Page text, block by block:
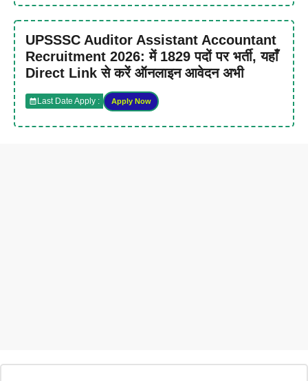
UPSSSC Auditor Assistant Accountant
Recruitment 2026: में 1829 पदों पर भर्ती, यहाँ
Direct Link से करें ऑनलाइन आवेदन अभी
Last Date Apply : Apply Now